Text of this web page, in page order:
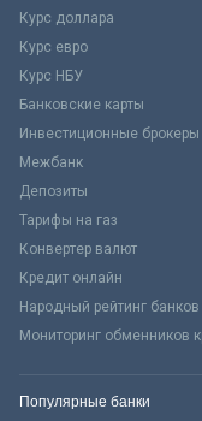
Курс доллара
Курс евро
Курс НБУ
Банковские карты
Инвестиционные брокеры
Межбанк
Депозиты
Тарифы на газ
Конвертер валют
Кредит онлайн
Народный рейтинг банков
Мониторинг обменников
Популярные банки